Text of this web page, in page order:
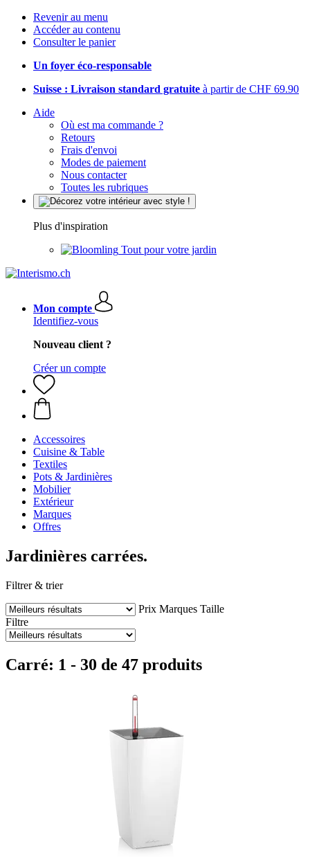
Revenir au menu
Accéder au contenu
Consulter le panier
Un foyer éco-responsable
Suisse : Livraison standard gratuite à partir de CHF 69.90
Aide
Où est ma commande ?
Retours
Frais d'envoi
Modes de paiement
Nous contacter
Toutes les rubriques
Plus d'inspiration
Tout pour votre jardin
Mon compte
Identifiez-vous
Nouveau client ?
Créer un compte
Accessoires
Cuisine & Table
Textiles
Pots & Jardinières
Mobilier
Extérieur
Marques
Offres
Jardinières carrées.
Filtrer & trier
Prix Marques Taille
Filtre
Carré: 1 - 30 de 47 produits